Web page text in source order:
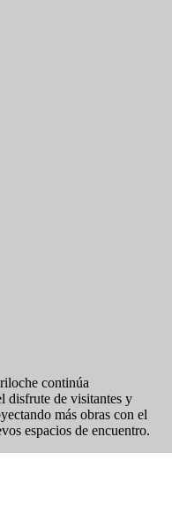
continúa
disfrute de visitantes y
más obras con el
espacios de encuentro.